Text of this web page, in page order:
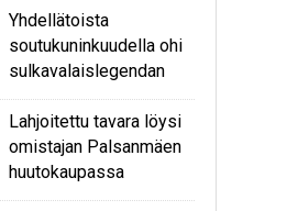
Yhdellätoista
soutukuninkuudella ohi
sulkavalaislegendan
Lahjoitettu tavara löysi
omistajan Palsanmäen
huutokaupassa